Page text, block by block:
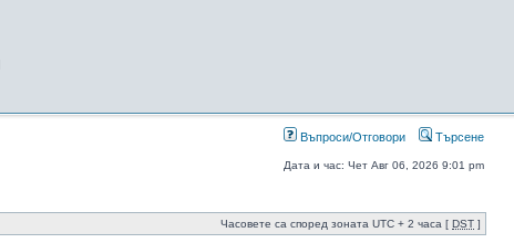
Въпроси/Отговори Търсене
Дата и час: Чет Авг 06, 2026 9:01 pm
Часовете са според зоната UTC + 2 часа [ DST ]